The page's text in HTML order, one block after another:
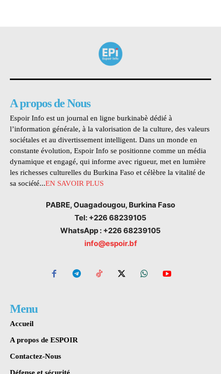
A propos de Nous
Espoir Info est un journal en ligne burkinabè dédié à
l’information générale, à la valorisation de la culture, des valeurs
sociétales et au divertissement intelligent. Dans un monde en
constante évolution, Espoir Info se positionne comme un média
dynamique et engagé, qui informe avec rigueur, met en lumière
les richesses culturelles du Burkina Faso et célèbre la vitalité de
sa société...EN SAVOIR PLUS
PABRE, Ouagadougou, Burkina Faso
Tel: +226 68239105
WhatsApp : +226 68239105
info@espoir.bf
Menu
Accueil
A propos de ESPOIR
Contactez-Nous